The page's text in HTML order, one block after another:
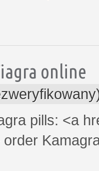
online
pills: <a